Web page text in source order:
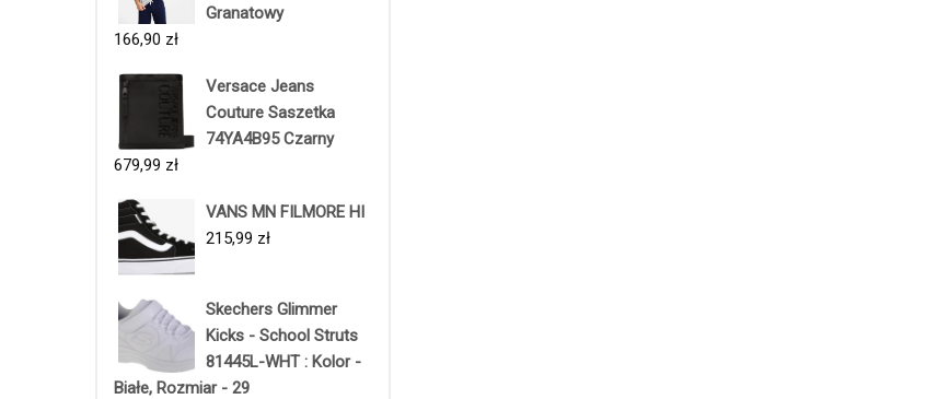
Granatowy
166,90 zł
Versace Jeans
Couture Saszetka
74YA4B95 Czarny
679,99 zł
VANS MN FILMORE HI
215,99 zł
Skechers Glimmer
Kicks - School Struts
81445L-WHT : Kolor -
Białe, Rozmiar - 29